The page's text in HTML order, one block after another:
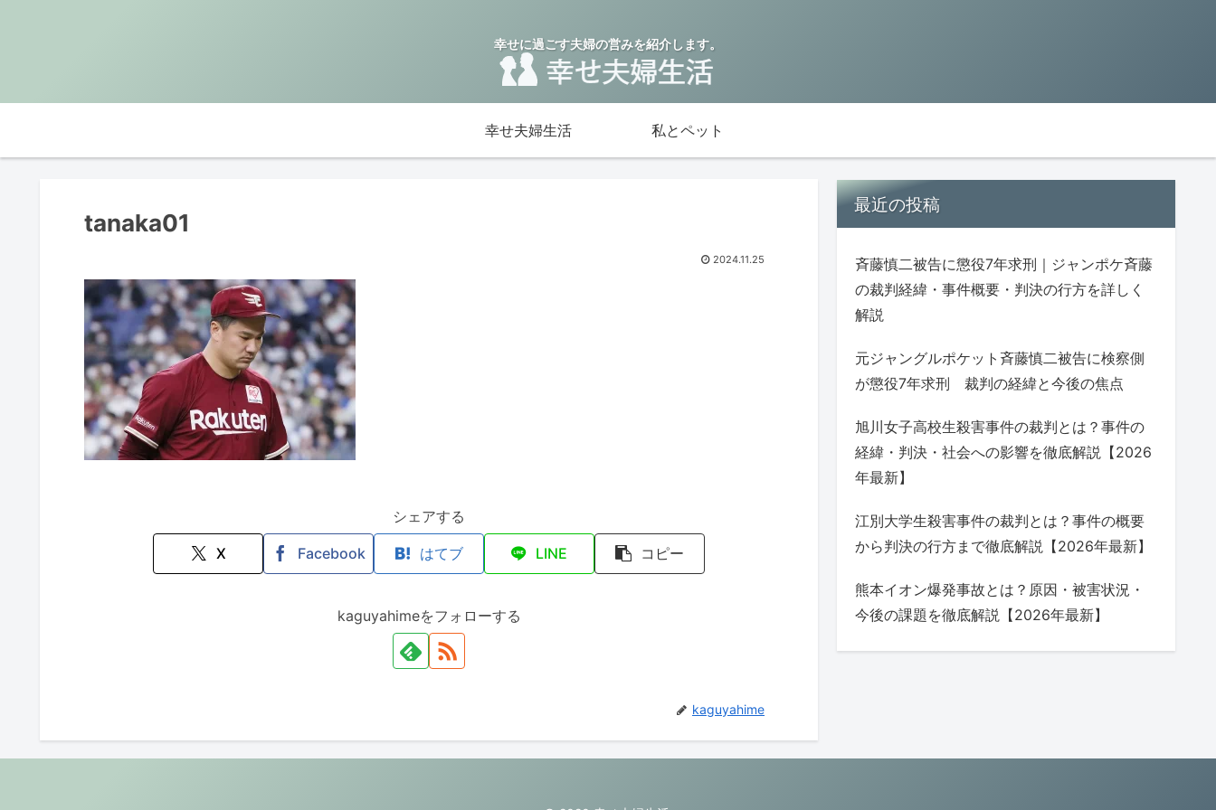
幸せに過ごす夫婦の営みを紹介します。
幸せ夫婦生活 私とペット
tanaka01
2024.11.25
シェアする
X Facebook はてブ LINE コピー
kaguyahimeをフォローする
kaguyahime
最近の投稿
斉藤慎二被告に懲役7年求刑｜ジャンポケ斉藤
の裁判経緯・事件概要・判決の行方を詳しく
解説
元ジャングルポケット斉藤慎二被告に検察側
が懲役7年求刑 裁判の経緯と今後の焦点
旭川女子高校生殺害事件の裁判とは？事件の
経緯・判決・社会への影響を徹底解説【2026
年最新】
江別大学生殺害事件の裁判とは？事件の概要
から判決の行方まで徹底解説【2026年最新】
熊本イオン爆発事故とは？原因・被害状況・
今後の課題を徹底解説【2026年最新】